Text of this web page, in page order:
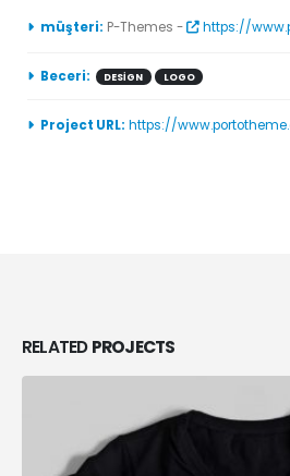
müşteri: P-Themes - https://
Beceri: DESIGN LOGO
Project URL: https://
RELATEDPROJECTS